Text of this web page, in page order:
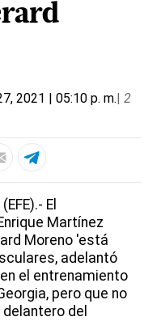
2021 | 05:10 p. m.| 2
El
Martínez
Moreno 'está
adelantó
el entrenamiento
pero que no
del